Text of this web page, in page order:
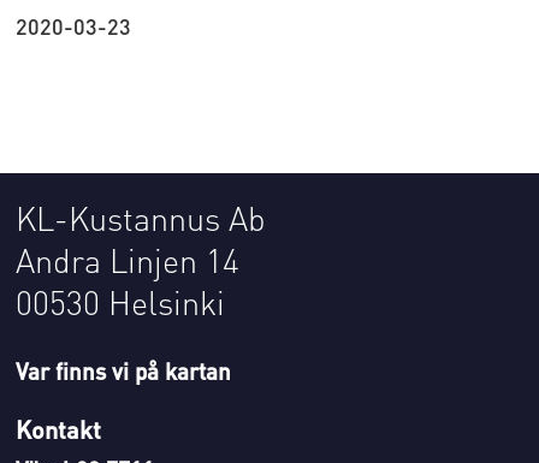
2020-03-23
KL-Kustannus Ab
Andra Linjen 14
00530 Helsinki
Var finns vi på kartan
Kontakt